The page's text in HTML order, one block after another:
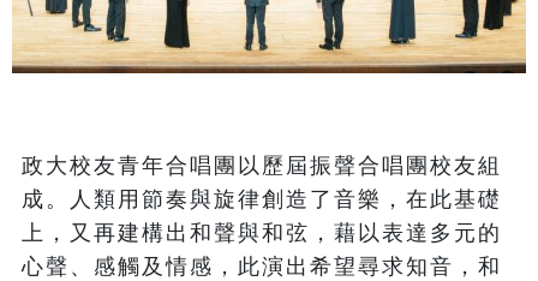
政大校友青年合唱團以歷屆振聲合唱團校友組
成。人類用節奏與旋律創造了音樂，在此基礎
上，又再建構出和聲與和弦，藉以表達多元的
心聲、感觸及情感，此演出希望尋求知音，和